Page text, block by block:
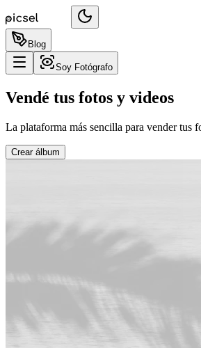
Blog
Soy Fotógrafo
Vendé tus fotos y videos
La plataforma más sencilla para vender tus
Crear álbum